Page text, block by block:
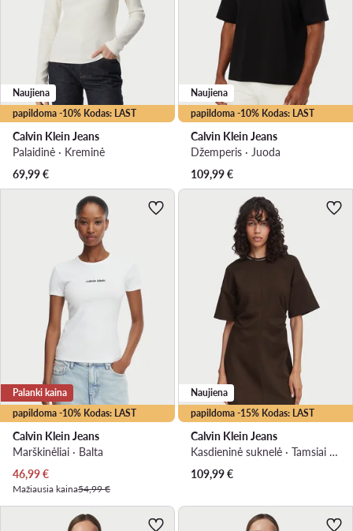
papildoma -10% Kodas: LAST
Naujiena
Calvin Klein Jeans
Palaidinė · Kreminė
69,99€
papildoma -10% Kodas: LAST
Naujiena
Calvin Klein Jeans
Džemperis · Juoda
109,99€
papildoma -10% Kodas: LAST
Palanki kaina
Calvin Klein Jeans
Marškinėliai · Balta
Dabartinė kaina
46,99€
Mažiausia kaina54,99 €
papildoma -15% Kodas: LAST
Naujiena
Calvin Klein Jeans
Kasdieninė suknelė · Tamsiai ruda · Mini
109,99€